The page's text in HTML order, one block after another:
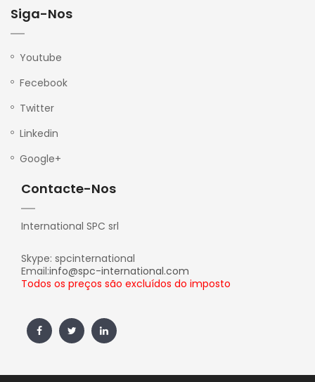
Siga-Nos
Youtube
Fecebook
Twitter
Linkedin
Google+
Contacte-Nos
International SPC srl
Skype: spcinternational
Email:info@spc-international.com
Todos os preços são excluídos do imposto